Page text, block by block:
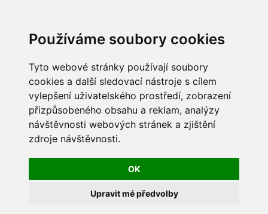
Používáme soubory cookies
Tyto webové stránky používají soubory
cookies a další sledovací nástroje s cílem
vylepšení uživatelského prostředí, zobrazení
přizpůsobeného obsahu a reklam, analýzy
návštěvnosti webových stránek a zjištění
zdroje návštěvnosti.
OK
Upravit mé předvolby